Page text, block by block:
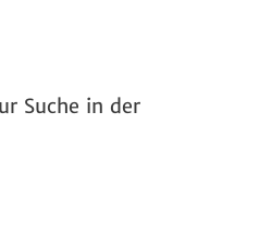
Suche in der